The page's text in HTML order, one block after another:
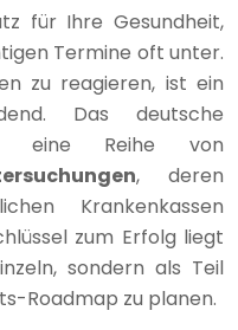
für Ihre Gesundheit,
Termine oft unter.
zu reagieren, ist ein
Das deutsche
eine Reihe von
, deren
Krankenkassen
zum Erfolg liegt
sondern als Teil
Roadmap zu planen.